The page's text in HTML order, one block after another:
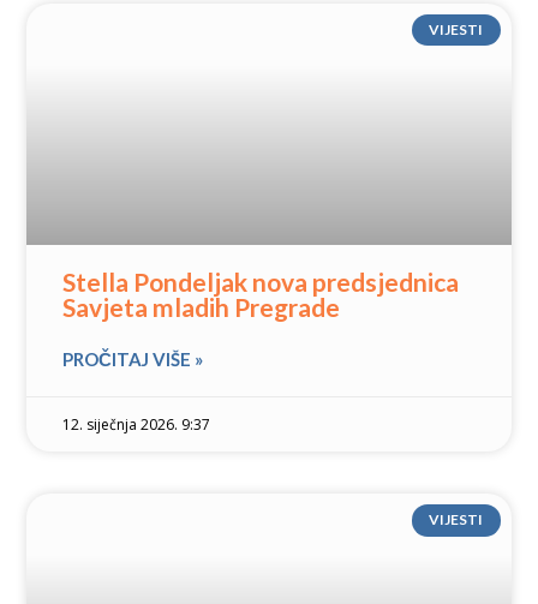
VIJESTI
Stella Pondeljak nova predsjednica
Savjeta mladih Pregrade
PROČITAJ VIŠE »
12. siječnja 2026. 9:37
VIJESTI